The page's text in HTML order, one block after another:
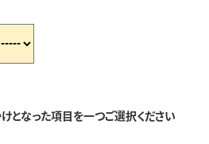
となった項目を一つご選択ください